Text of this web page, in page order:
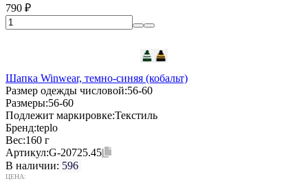
790 ₽
Шапка Winwear, темно-синяя (кобальт)
Размер одежды числовой:56-60
Размеры:56-60
Подлежит маркировке:Текстиль
Бренд:teplo
Вес:160 г
Артикул:G-20725.45
В наличии: 596
ЦЕНА: